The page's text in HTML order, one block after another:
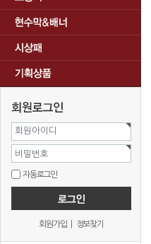
회원아이디
비밀번호
자동로그인
회원가입 정보찾기